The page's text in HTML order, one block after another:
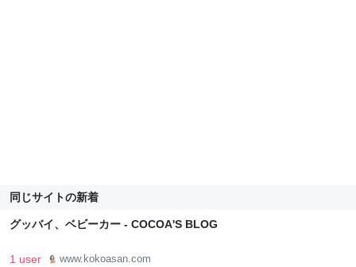
同じサイトの新着
グッバイ、ベビーカー - COCOA'S BLOG
1 user www.kokoasan.com